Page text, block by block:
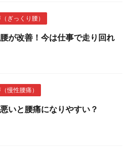
ぎっくり腰）
が改善！今は仕事で走り回れ
慢性腰痛）
いと腰痛になりやすい？